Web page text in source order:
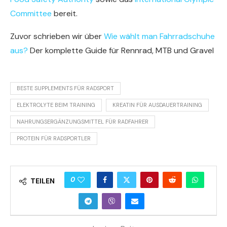
Committee bereit.
Zuvor schrieben wir überWie wählt man Fahrradschuhe
aus? Der komplette Guide für Rennrad, MTB und Gravel
BESTE SUPPLEMENTS FÜR RADSPORT
ELEKTROLYTE BEIM TRAINING KREATIN FÜR AUSDAUERTRAINING
NAHRUNGSERGÄNZUNGSMITTEL FÜR RADFAHRER
PROTEIN FÜR RADSPORTLER
TEILEN 0